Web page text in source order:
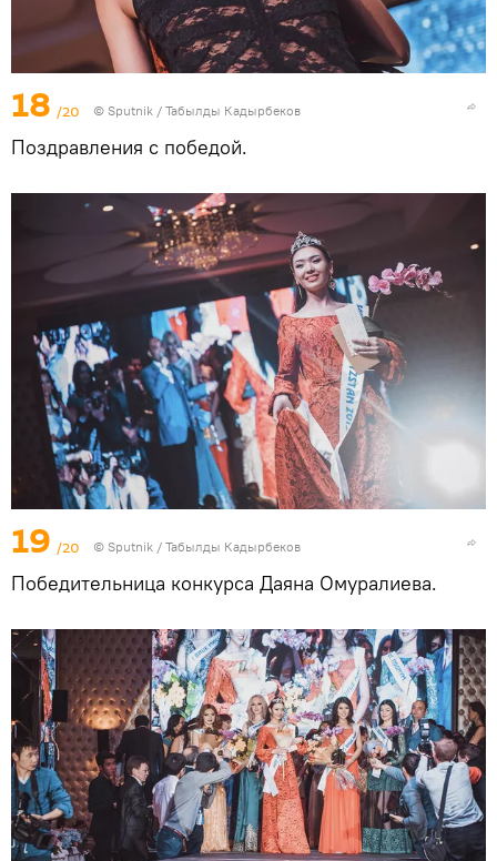
18 /20 © Sputnik / Табылды Кадырбеков
Поздравления с победой.
19 /20 © Sputnik / Табылды Кадырбеков
Победительница конкурса Даяна Омуралиева.